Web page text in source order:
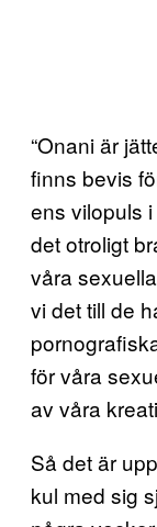
“Onani är
finns bevis
ens vilopuls
det otroligt
våra
vi det till de
för våra
av våra
Så det är
kul med sig